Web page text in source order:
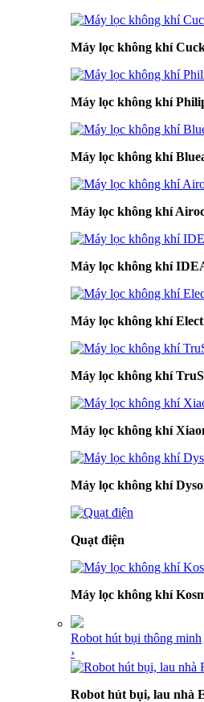
Máy lọc không khí
Máy lọc không khí
Máy lọc không khí
Máy lọc không khí
Máy lọc không khí
Máy lọc không khí
Máy lọc không khí
Máy lọc không khí
Máy lọc không khí
Quạt điện
Máy lọc không khí
Robot hút bụi thông minh
›
Robot hút bụi, lau nhà